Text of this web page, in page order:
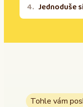
Jednoduše
Tohle vám